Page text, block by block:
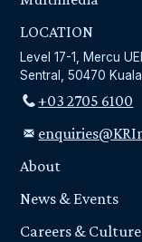
LOCATION
Level 17-1, Mercu
Sentral, 50470
+03 2705 6100
About
News & Events
Careers & Culture